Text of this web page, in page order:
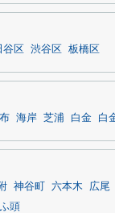
谷区 渋谷区 板橋区
海岸 芝浦 白金 白
神谷町 六本木
広尾
頭